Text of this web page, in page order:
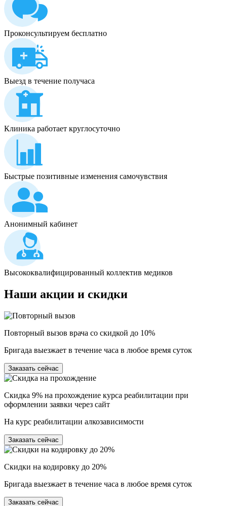
Проконсультируем бесплатно
Выезд в течение получаса
Клиника работает круглосуточно
Быстрые позитивные изменения самочувствия
Анонимный кабинет
Высококвалифицированный коллектив медиков
Наши акции и скидки
Повторный вызов врача со скидкой до 10%
Бригада выезжает в течение часа в любое время суток
Заказать сейчас
Скидка 9% на прохождение курса реабилитации при
оформлении заявки через сайт
На курс реабилитации алкозависимости
Заказать сейчас
Скидки на кодировку до 20%
Бригада выезжает в течение часа в любое время суток
Заказать сейчас